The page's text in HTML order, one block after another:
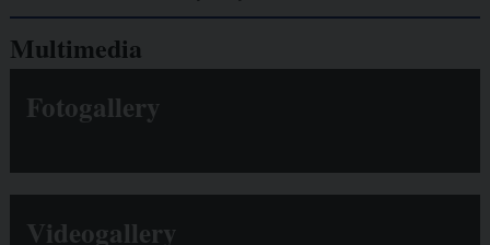
Multimedia
Fotogallery
Videogallery